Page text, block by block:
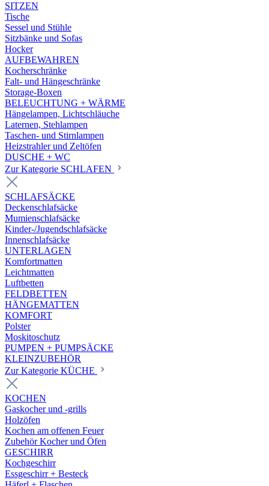
SITZEN
Tische
Sessel und Stühle
Sitzbänke und Sofas
Hocker
AUFBEWAHREN
Kocherschränke
Falt- und Hängeschränke
Storage-Boxen
BELEUCHTUNG + WÄRME
Hängelampen, Lichtschläuche
Laternen, Stehlampen
Taschen- und Stirnlampen
Heizstrahler und Zeltöfen
DUSCHE + WC
Zur Kategorie SCHLAFEN
SCHLAFSÄCKE
Deckenschlafsäcke
Mumienschlafsäcke
Kinder-/Jugendschlafsäcke
Innenschlafsäcke
UNTERLAGEN
Komfortmatten
Leichtmatten
Luftbetten
FELDBETTEN
HÄNGEMATTEN
KOMFORT
Polster
Moskitoschutz
PUMPEN + PUMPSÄCKE
KLEINZUBEHÖR
Zur Kategorie KÜCHE
KOCHEN
Gaskocher und -grills
Holzöfen
Kochen am offenen Feuer
Zubehör Kocher und Öfen
GESCHIRR
Kochgeschirr
Essgeschirr + Besteck